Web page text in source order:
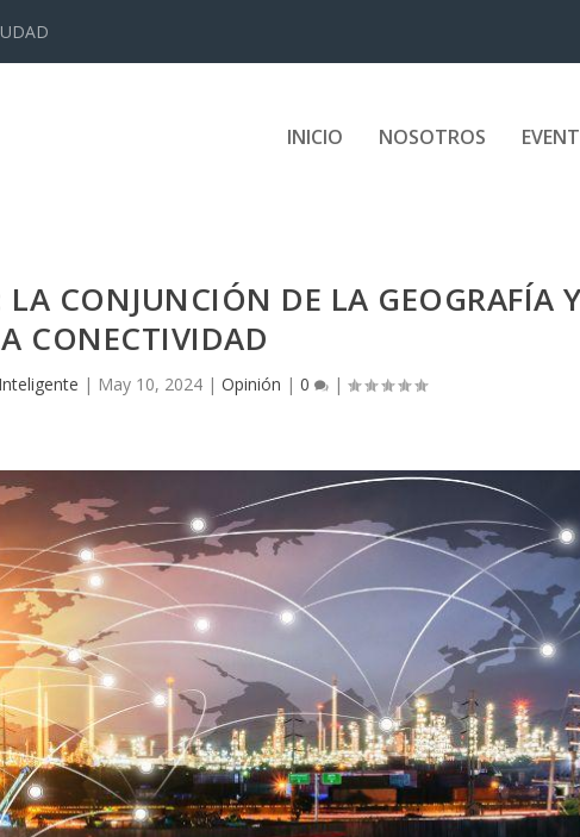
INICIO NOSOTROS
LA CONJUNCIÓN DE LA GEOGRAFÍA
CONECTIVIDAD
| May 10, 2024| Opinión | 0 |